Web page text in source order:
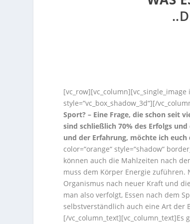
[vc_row][vc_column][vc_single_image
style=“vc_box_shadow_3d“][/
Sport? – Eine Frage, die schon seit
sind schließlich 70% des Erfolgs
und der Erfahrung, möchte ich
color=“orange“ style=“shadow“
können auch die Mahlzeiten nach
muss dem Körper Energie
Organismus nach neuer Kraft und
man also verfolgt, Essen nach dem
selbstverständlich auch eine Art der
[/